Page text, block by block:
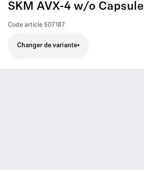
SKM AVX-4 w/o Capsule
Code article 507187
Changer de variante